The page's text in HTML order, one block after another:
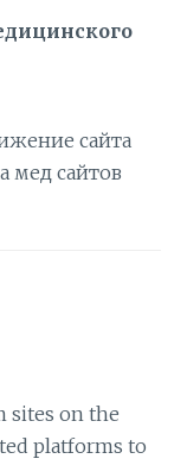
сайта
мед сайтов
sites on the
platforms to